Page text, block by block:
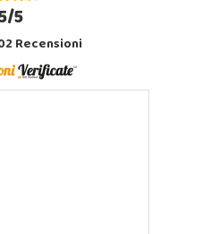
5
Recensioni